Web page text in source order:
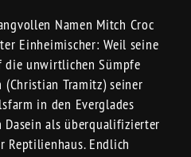
Namen Mitch Croc
Einheimischer: Weil seine
die unwirtlichen Sümpfe
Tramitz) seiner
in den Everglades
als überqualifizierter
Reptilienhaus. Endlich